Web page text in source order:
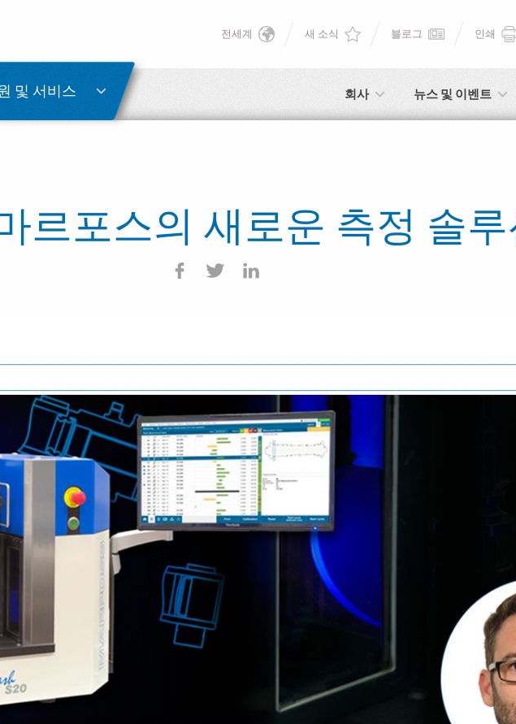
English
Español
日本語 (Japanese)
한국어 (Korean)
및 서비스 회사 뉴스 및 이벤트
전세계 새 소식 블로그 인쇄
르포스의 새로운 측정 솔루